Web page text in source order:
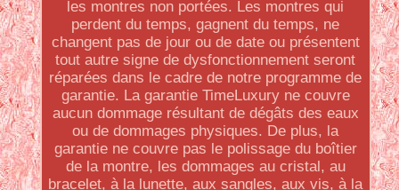
les montres non portées. Les montres qui
perdent du temps, gagnent du temps, ne
changent pas de jour ou de date ou présentent
tout autre signe de dysfonctionnement seront
réparées dans le cadre de notre programme de
garantie. La garantie TimeLuxury ne couvre
aucun dommage résultant de dégâts des eaux
ou de dommages physiques. De plus, la
garantie ne couvre pas le polissage du boîtier
de la montre, les dommages au cristal, au
bracelet, à la lunette, aux sangles, aux vis, à la